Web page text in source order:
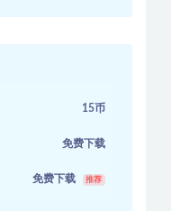
15币
免费下载
免费下载 推荐